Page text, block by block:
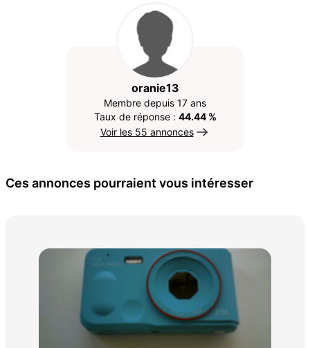
oranie13
Membre depuis 17 ans
Taux de réponse : 44.44 %
Voir les 55 annonces
Ces annonces pourraient vous intéresser